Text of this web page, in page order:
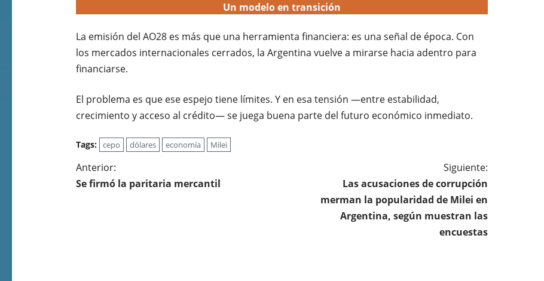
Un modelo en transición
La emisión del AO28 es más que una herramienta financiera: es una señal de época. Con
los mercados internacionales cerrados, la Argentina vuelve a mirarse hacia adentro para
financiarse.
El problema es que ese espejo tiene límites. Y en esa tensión —entre estabilidad,
crecimiento y acceso al crédito— se juega buena parte del futuro económico inmediato.
Tags: cepo dólares economía Milei
Anterior:
Se firmó la paritaria mercantil
Siguiente:
Las acusaciones de corrupción
merman la popularidad de Milei en
Argentina, según muestran las
encuestas